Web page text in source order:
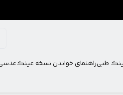
طبیراهنمای خواندن نسخه عینک